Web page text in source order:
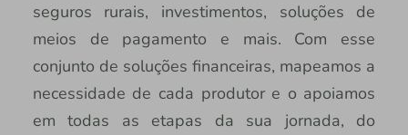
seguros rurais, investimentos, soluções de
meios de pagamento e mais. Com esse
conjunto de soluções financeiras, mapeamos a
necessidade de cada produtor e o apoiamos
em todas as etapas da sua jornada, do